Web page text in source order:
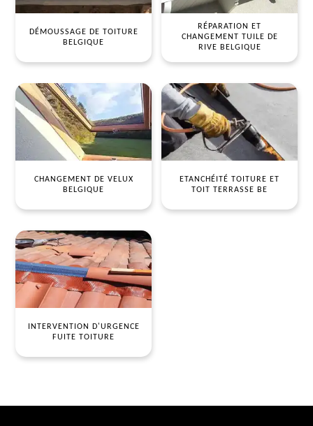
DÉMOUSSAGE DE TOITURE
BELGIQUE
RÉPARATION ET
CHANGEMENT TUILE DE
RIVE BELGIQUE
CHANGEMENT DE VELUX
BELGIQUE
ETANCHÉITÉ TOITURE ET
TOIT TERRASSE BE
INTERVENTION D'URGENCE
FUITE TOITURE